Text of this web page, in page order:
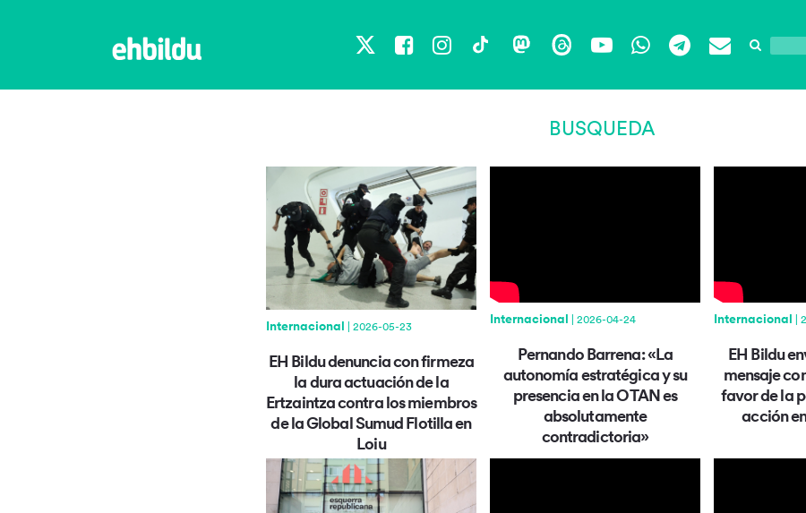
X Facebook
Instagram
TikTokMastodon
ThreadsYouTubeWhatsApp
Telegram
Email
BUSQUEDA
Internacional | 2026-05-23
EH Bildu denuncia con firmeza
la dura actuación de la
Ertzaintza contra los miembros
de la Global Sumud Flotilla en
Loiu
Internacional | 2026-04-24
Pernando Barrena: «La
autonomía estratégica y su
presencia en la OTAN es
absolutamente
contradictoria»
Internacional |
EH Bildu
mensaje
favor de la
acción